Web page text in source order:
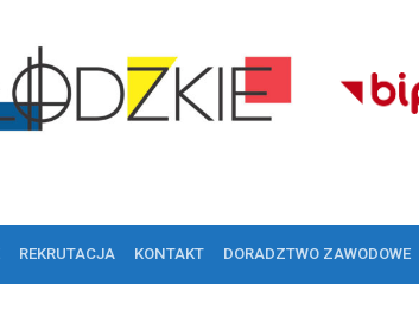
REKRUTACJA KONTAKT DORADZTWO ZAWODOWE